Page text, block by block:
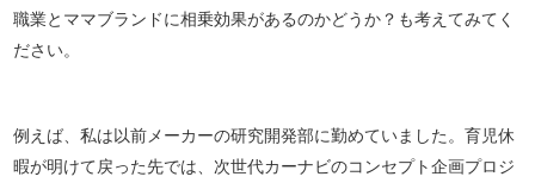
職業とママブランドに相乗効果があるのかどうか？も考えてみてく
ださい。
例えば、私は以前メーカーの研究開発部に勤めていました。育児休
暇が明けて戻った先では、次世代カーナビのコンセプト企画プロジ